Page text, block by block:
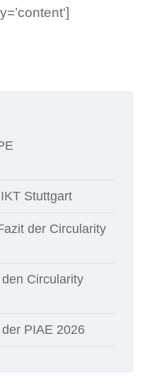
Stuttgart
der Circularity
Circularity
PIAE 2026